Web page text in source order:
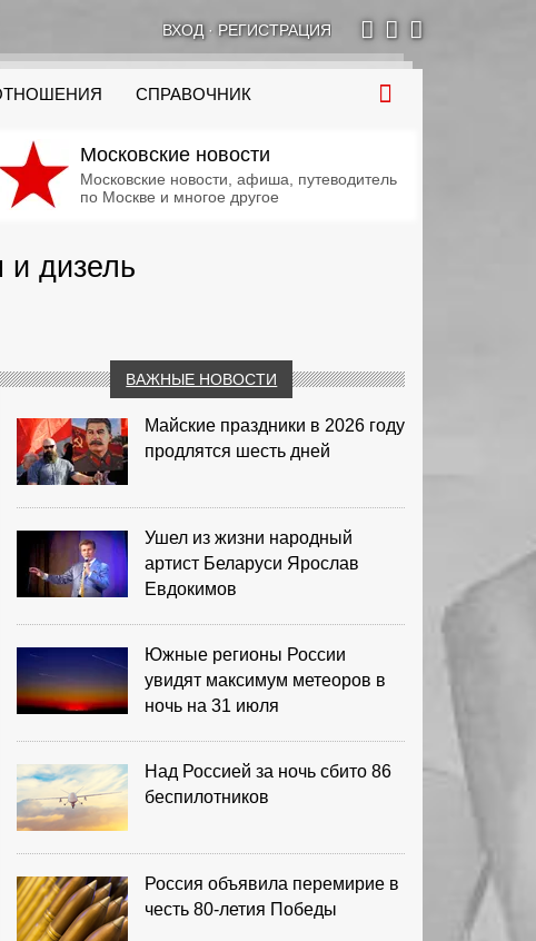
ВХОД· РЕГИСТРАЦИЯ
СПРАВОЧНИК
Московские новости
Московские новости, афиша, путеводитель
по Москве и многое другое
и дизель
ВАЖНЫЕ НОВОСТИ
Майские праздники в 2026 году
продлятся шесть дней
Ушел из жизни народный
артист Беларуси Ярослав
Евдокимов
Южные регионы России
увидят максимум метеоров в
ночь на 31 июля
Над Россией за ночь сбито 86
беспилотников
Россия объявила перемирие в
честь 80-летия Победы